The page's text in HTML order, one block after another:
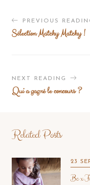
PREVIOUS
Sélection Matchy Matchy !
NEXT READING
Qui a gagné le concours ?
Related Posts
23
Bc x